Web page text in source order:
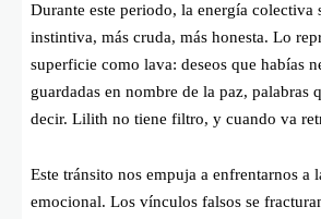
Durante este periodo, la energía colectiva
instintiva, más cruda, más honesta. Lo
superficie como lava: deseos que habías
guardadas en nombre de la paz, palabras
decir. Lilith no tiene filtro, y cuando va
Este tránsito nos empuja a enfrentarnos a
emocional. Los vínculos falsos se